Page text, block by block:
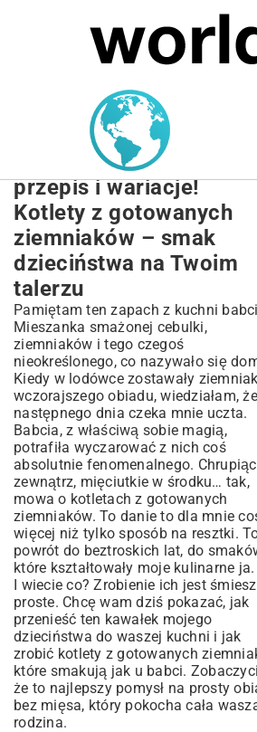
MARIUSZ ŁAMAGA 27.09.2025
Jak zrobić pyszne
z gotowanych
ziemniaków? Klasyczny
przepis i wariacje!
Kotlety z gotowanych
ziemniaków – smak
dzieciństwa na Twoim
talerzu
Pamiętam ten zapach z kuchni
Mieszanka smażonej cebulki,
ziemniaków i tego czegoś
nieokreślonego, co nazywało się
Kiedy w lodówce zostawały
wczorajszego obiadu, wiedziałam, że
następnego dnia czeka mnie uczta.
Babcia, z właściwą sobie magią,
potrafiła wyczarować z nich coś
absolutnie fenomenalnego.
zewnątrz, mięciutkie w środku… tak,
mowa o kotletach z gotowanych
ziemniaków. To danie to dla mnie
więcej niż tylko sposób na resztki.
powrót do beztroskich lat, do
które kształtowały moje kulinarne ja.
I wiecie co? Zrobienie ich jest
proste. Chcę wam dziś pokazać, jak
przenieść ten kawałek mojego
dzieciństwa do waszej kuchni i jak
zrobić kotlety z gotowanych
które smakują jak u babci.
że to najlepszy pomysł na prosty
bez mięsa, który pokocha cała
rodzina.